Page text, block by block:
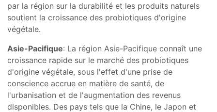
par la région sur la durabilité et les produits naturels
soutient la croissance des probiotiques d'origine
végétale.
Asie-Pacifique: La région Asie-Pacifique connaît une
croissance rapide sur le marché des probiotiques
d'origine végétale, sous l'effet d'une prise de
conscience accrue en matière de santé, de
l'urbanisation et de l'augmentation des revenus
disponibles. Des pays tels que la Chine, le Japon et